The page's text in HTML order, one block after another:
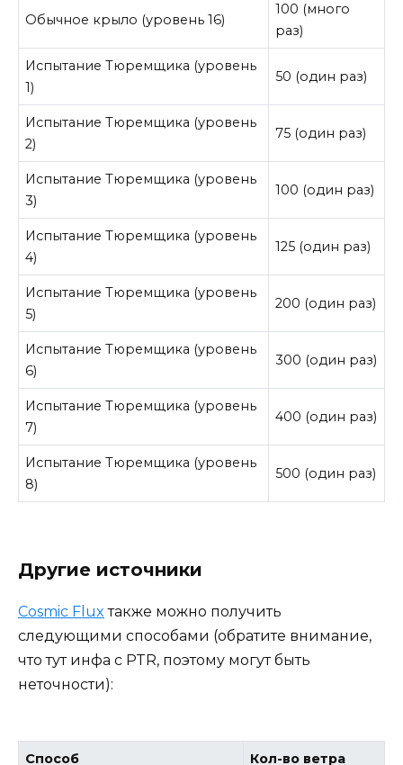
Обычное крыло (уровень 16)
100 (много
раз)
Испытание Тюремщика (уровень
1)
50 (один раз)
Испытание Тюремщика (уровень
2)
75 (один раз)
Испытание Тюремщика (уровень
3)
100 (один раз)
Испытание Тюремщика (уровень
4)
125 (один раз)
Испытание Тюремщика (уровень
5)
200 (один раз)
Испытание Тюремщика (уровень
6)
300 (один раз)
Испытание Тюремщика (уровень
7)
400 (один раз)
Испытание Тюремщика (уровень
8)
500 (один раз)
Другие источники
Cosmic Flux также можно получить
следующими способами (обратите внимание,
что тут инфа с PTR, поэтому могут быть
неточности):
Способ Кол-во ветра